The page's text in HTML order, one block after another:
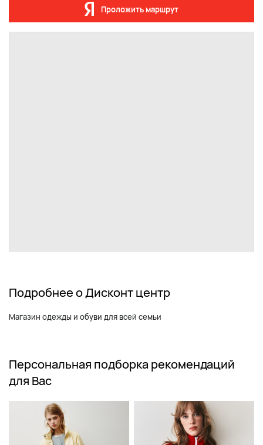
Проложить маршрут
Подробнее о Дисконт центр
Магазин одежды и обуви для всей семьи
Персональная подборка рекомендаций
для Вас